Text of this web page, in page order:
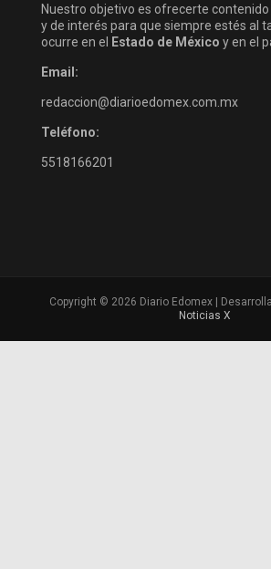
Nuestro objetivo es ofrecerte
y de interés para que siempre estés al
ocurre en el
Estado de México y en el
Email:
redaccion@diarioedomex.com.mx
Teléfono:
5518166201
Copyright © 2026 Diario Edomex |
Noticias X